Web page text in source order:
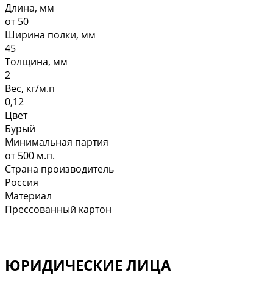
Длина, мм
от 50
Ширина полки, мм
45
Толщина, мм
2
Вес, кг/м.п
0,12
Цвет
Бурый
Минимальная партия
от 500 м.п.
Страна производитель
Россия
Материал
Прессованный картон
ЮРИДИЧЕСКИЕ ЛИЦА